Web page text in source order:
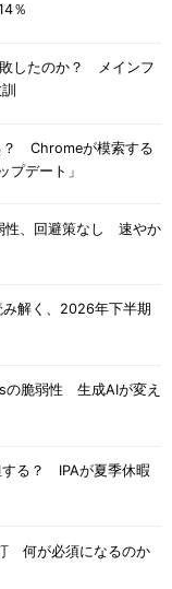
％
したのか？ メインフ
？ Chromeが模索する
プデート」
性、回避策なし 速やか
解く、2026年下半期
の脆弱性 生成AIが変え
する？ IPAが夏季休暇
何が必須になるのか